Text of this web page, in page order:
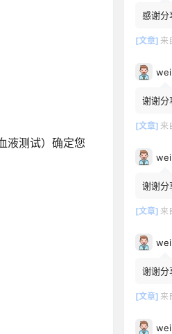
液测试）确定您
感谢分
[文章] 来
谢谢分
[文章] 来
谢谢分
[文章] 来
谢谢分
[文章] 来